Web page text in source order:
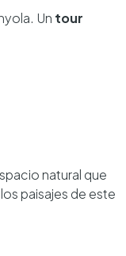
Un tour
natural que
paisajes de este